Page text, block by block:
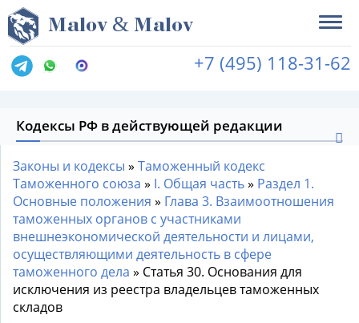
Malov & Malov
+7 (495) 118-31-62
Кодексы РФ в действующей редакции
Законы и кодексы » Таможенный кодекс
Таможенного союза » I. Общая часть» Раздел 1.
Основные положения » Глава 3. Взаимоотношения
таможенных органов с участниками
внешнеэкономической деятельности и лицами,
осуществляющими деятельность в сфере
таможенного дела » Статья 30. Основания для
исключения из реестра владельцев таможенных
складов